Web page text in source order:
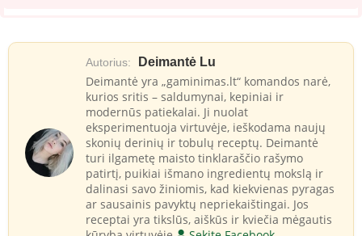
Autorius: Deimantė Lu
Deimantė yra „gaminimas.lt“ komandos narė,
kurios sritis – saldumynai, kepiniai ir
modernūs patiekalai. Ji nuolat
eksperimentuoja virtuvėje, ieškodama naujų
skonių derinių ir tobulų receptų. Deimantė
turi ilgametę maisto tinklaraščio rašymo
patirtį, puikiai išmano ingredientų mokslą ir
dalinasi savo žiniomis, kad kiekvienas pyragas
ar sausainis pavyktų nepriekaištingai. Jos
receptai yra tikslūs, aiškūs ir kviečia mėgautis